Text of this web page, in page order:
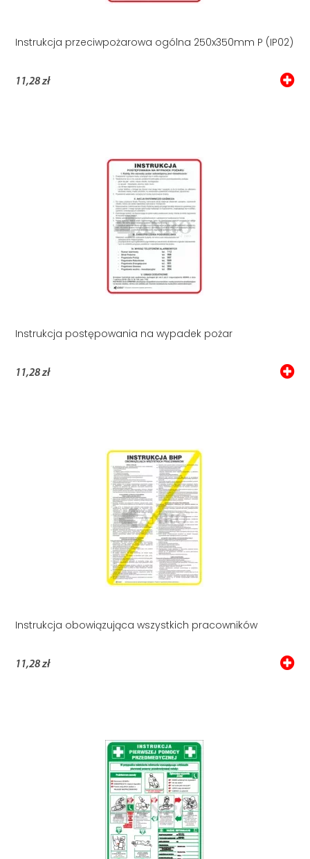
Instrukcja przeciwpożarowa ogólna 250x350mm P (IP02)
11,28 zł
Instrukcja postępowania na wypadek pożar
11,28 zł
Instrukcja obowiązująca wszystkich pracowników
11,28 zł